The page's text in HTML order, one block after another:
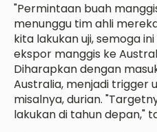
"Permintaan buah
menunggu tim ahli
kita lakukan uji, semoga
ekspor manggis ke
Diharapkan dengan
Australia, menjadi trigger
misalnya, durian.
lakukan di tahun depan,"